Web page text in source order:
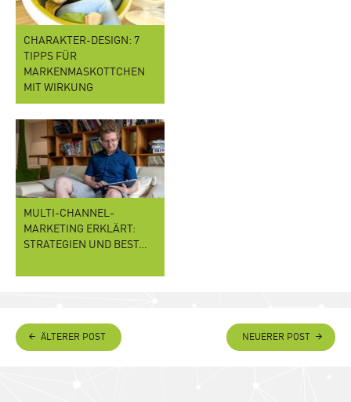
CHARAKTER-DESIGN: 7
TIPPS FÜR
MARKENMASKOTTCHEN
MIT WIRKUNG
MULTI-CHANNEL-
MARKETING ERKLÄRT:
STRATEGIEN UND BEST…
ÄLTERER POST NEUERER POST